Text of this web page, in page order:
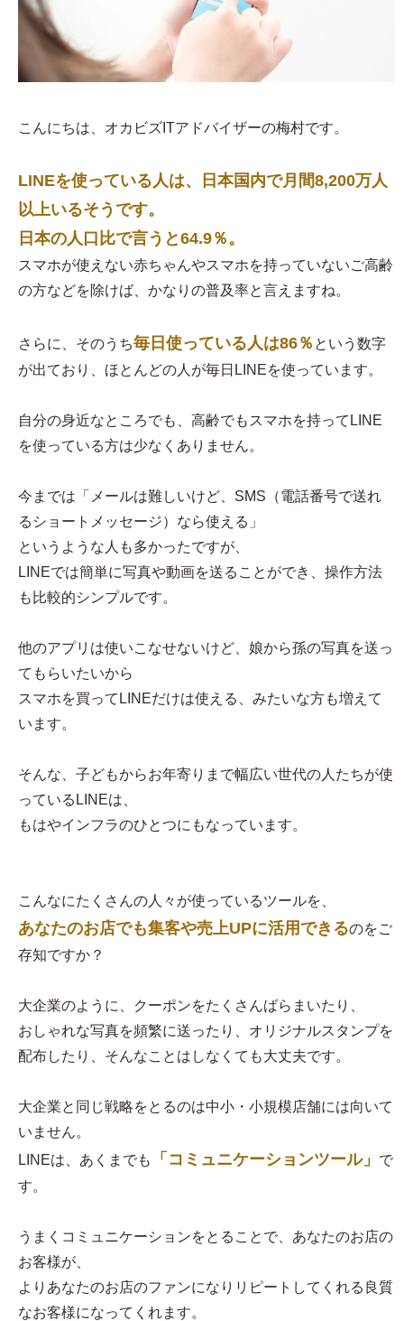
こんにちは、オカビズITアドバイザーの梅村です。
LINEを使っている人は、日本国内で月間8,200万人
以上いるそうです。
日本の人口比で言うと64.9％。
スマホが使えない赤ちゃんやスマホを持っていないご高齢
の方などを除けば、かなりの普及率と言えますね。
さらに、そのうち毎日使っている人は86％ という数字
が出ており、ほとんどの人が毎日LINEを使っています。
自分の身近なところでも、高齢でもスマホを持ってLINE
を使っている方は少なくありません。
今までは「メールは難しいけど、SMS（電話番号で送れ
るショートメッセージ）なら使える」
というような人も多かったですが、
LINEでは簡単に写真や動画を送ることができ、操作方法
も比較的シンプルです。
他のアプリは使いこなせないけど、娘から孫の写真を送っ
てもらいたいから
スマホを買ってLINEだけは使える、みたいな方も増えて
います。
そんな、子どもからお年寄りまで幅広い世代の人たちが使
っているLINEは、
もはやインフラのひとつにもなっています。
こんなにたくさんの人々が使っているツールを、
あなたのお店でも集客や売上UPに活用できるのをご
存知ですか？
大企業のように、クーポンをたくさんばらまいたり、
おしゃれな写真を頻繁に送ったり、オリジナルスタンプを
配布したり、そんなことはしなくても大丈夫です。
大企業と同じ戦略をとるのは中小・小規模店舗には向いて
いません。
LINEは、あくまでも
「コミュニケーションツール」
で
す。
うまくコミュニケーションをとることで、あなたのお店の
お客様が、
よりあなたのお店のファンになりリピートしてくれる良質
なお客様になってくれます。